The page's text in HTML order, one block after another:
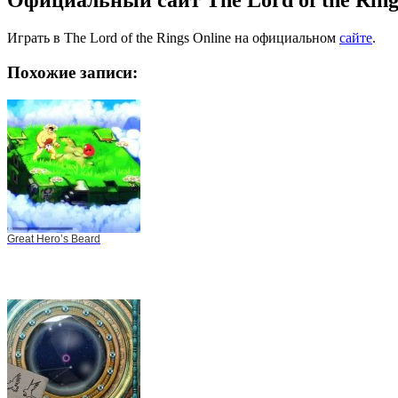
Играть в The Lord of the Rings Online на официальном сайте.
Похожие записи:
Great Hero’s Beard